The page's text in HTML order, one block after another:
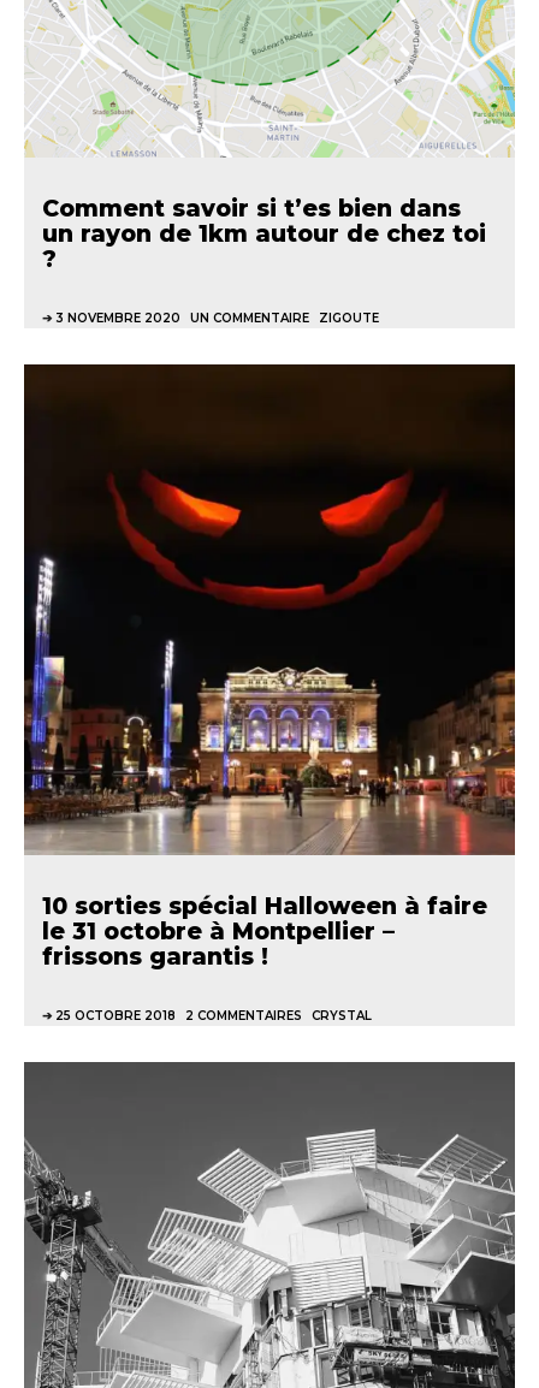
Comment savoir si t’es bien dans
un rayon de 1km autour de chez toi
?
3 NOVEMBRE 2020 UN COMMENTAIRE ZIGOUTE
10 sorties spécial Halloween à faire
le 31 octobre à Montpellier –
frissons garantis !
25 OCTOBRE 2018 2 COMMENTAIRES CRYSTAL